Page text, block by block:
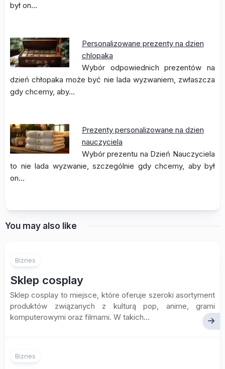
był on…
Personalizowane prezenty na dzien
chlopaka
Wybór odpowiednich prezentów na
dzień chłopaka może być nie lada wyzwaniem, zwłaszcza
gdy chcemy, aby…
Prezenty personalizowane na dzien
nauczyciela
Wybór prezentu na Dzień Nauczyciela
to nie lada wyzwanie, szczególnie gdy chcemy, aby był
on…
You may also like
Biznes
Sklep cosplay
Sklep cosplay to miejsce, które oferuje szeroki asortyment
produktów związanych z kulturą pop, anime, grami
komputerowymi oraz filmami. W takich...
Biznes